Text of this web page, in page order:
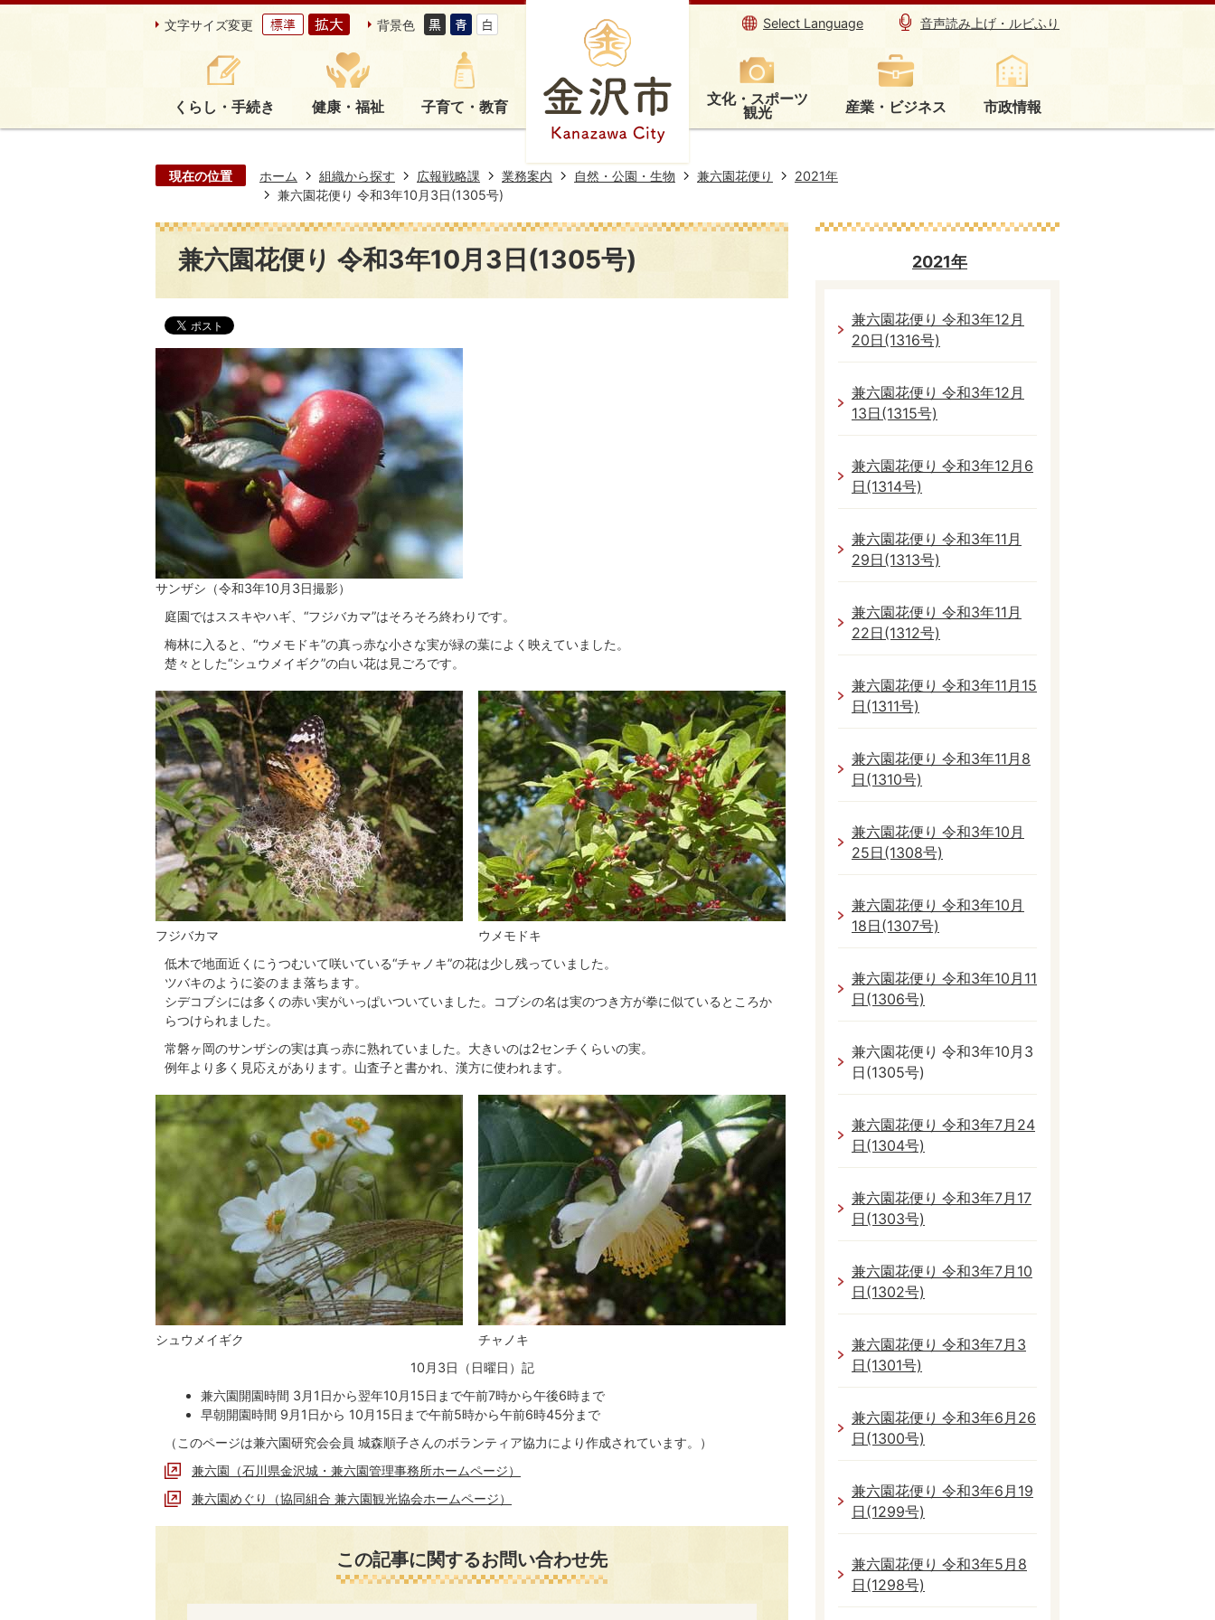
文字サイズ変更 背景色 Select Language 音声読み上げ・ルビふり
くらし・手続き 健康・福祉 子育て・教育 文化・スポーツ
観光 産業・ビジネス 市政情報
現在の位置 ホーム 組織から探す 広報戦略課 業務案内 自然・公園・生物 兼六園花便り
2021年
兼六園花便り 令和3年10月3日(1305号)
兼六園花便り 令和3年10月3日(1305号)
サンザシ（令和3年10月3日撮影）
庭園ではススキやハギ、“フジバカマ”はそろそろ終わりです。
梅林に入ると、“ウメモドキ”の真っ赤な小さな実が緑の葉によく映えていました。
楚々とした“シュウメイギク”の白い花は見ごろです。
フジバカマ
ウメモドキ
低木で地面近くにうつむいて咲いている“チャノキ”の花は少し残っていました。
ツバキのように姿のまま落ちます。
シデコブシには多くの赤い実がいっぱいついていました。コブシの名は実のつき方が拳に似ているところか
らつけられました。
常磐ヶ岡のサンザシの実は真っ赤に熟れていました。大きいのは2センチくらいの実。
例年より多く見応えがあります。山査子と書かれ、漢方に使われます。
シュウメイギク
チャノキ
10月3日（日曜日）記
兼六園開園時間 3月1日から翌年10月15日まで午前7時から午後6時まで
早朝開園時間 9月1日から 10月15日まで午前5時から午前6時45分まで
（このページは兼六園研究会会員 城森順子さんのボランティア協力により作成されています。）
兼六園（石川県金沢城・兼六園管理事務所ホームページ）
兼六園めぐり（協同組合 兼六園観光協会ホームページ）
この記事に関するお問い合わせ先
2021年
兼六園花便り 令和3年12月
20日(1316号)
兼六園花便り 令和3年12月
13日(1315号)
兼六園花便り 令和3年12月6
日(1314号)
兼六園花便り 令和3年11月
29日(1313号)
兼六園花便り 令和3年11月
22日(1312号)
兼六園花便り 令和3年11月15
日(1311号)
兼六園花便り 令和3年11月8
日(1310号)
兼六園花便り 令和3年10月
25日(1308号)
兼六園花便り 令和3年10月
18日(1307号)
兼六園花便り 令和3年10月11
日(1306号)
兼六園花便り 令和3年10月3
日(1305号)
兼六園花便り 令和3年7月24
日(1304号)
兼六園花便り 令和3年7月17
日(1303号)
兼六園花便り 令和3年7月10
日(1302号)
兼六園花便り 令和3年7月3
日(1301号)
兼六園花便り 令和3年6月26
日(1300号)
兼六園花便り 令和3年6月19
日(1299号)
兼六園花便り 令和3年5月8
日(1298号)